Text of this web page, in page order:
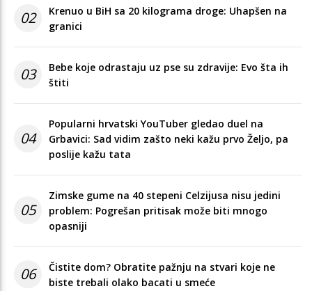
02
Krenuo u BiH sa 20 kilograma droge: Uhapšen na
granici
03
Bebe koje odrastaju uz pse su zdravije: Evo šta ih
štiti
04
Popularni hrvatski YouTuber gledao duel na
Grbavici: Sad vidim zašto neki kažu prvo Željo, pa
poslije kažu tata
05
Zimske gume na 40 stepeni Celzijusa nisu jedini
problem: Pogrešan pritisak može biti mnogo
opasniji
06
Čistite dom? Obratite pažnju na stvari koje ne
biste trebali olako bacati u smeće